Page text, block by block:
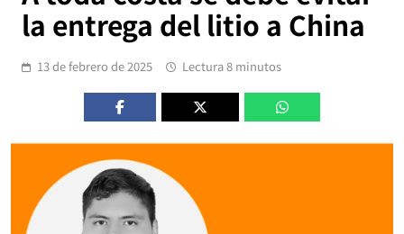
la entrega del litio a China
13 de febrero de 2025 Lectura 8 minutos